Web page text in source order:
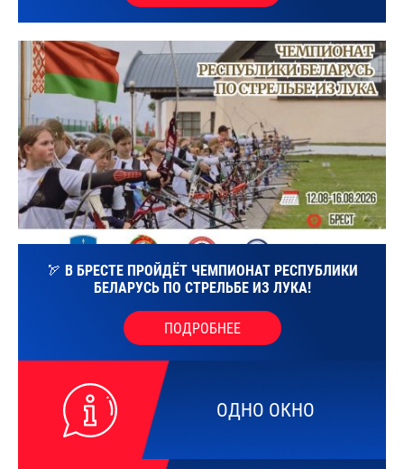
ОДНО ОКНО
🏹 В БРЕСТЕ ПРОЙДЁТ ЧЕМПИОНАТ РЕСПУБЛИКИ
БЕЛАРУСЬ ПО СТРЕЛЬБЕ ИЗ ЛУКА!
ПОДРОБНЕЕ